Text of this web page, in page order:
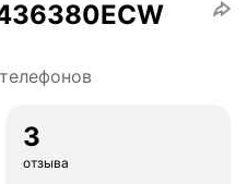
3
отзыва